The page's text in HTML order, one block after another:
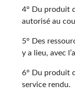
4° Du produit
autorisé au
5° Des
y a lieu, avec
6° Du produit
service rendu.